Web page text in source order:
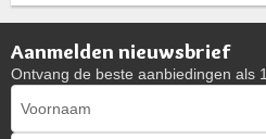
Aanmelden nieuwsbrief
Ontvang de beste aanbiedingen als